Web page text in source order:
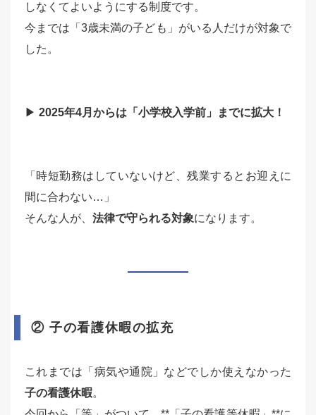
しなくてよいようにする制度です。
今までは「3歳未満の子ども」がいる人だけが対象で
した。
▶ 2025年4月からは「小学校入学前」までに拡大！
「時短勤務はしていないけど、残業するとお迎えに
間に合わない…」
そんな人が、 法律で守られる対象になります。
② 子の看護休暇の拡充
これまでは「病気や通院」などでしか使えなかった
子の看護休暇。